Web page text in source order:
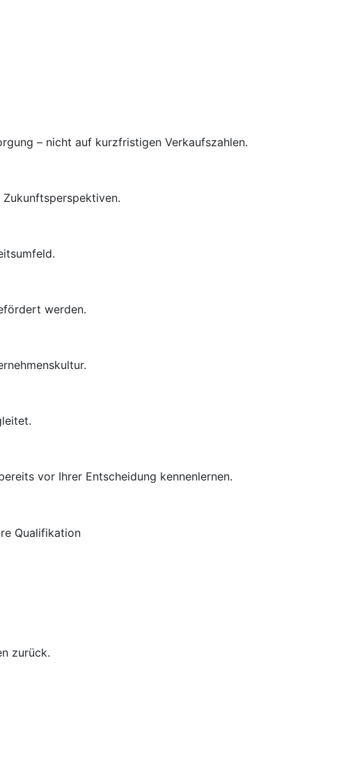
– nicht auf kurzfristigen Verkaufszahlen.
werden.
vor Ihrer Entscheidung kennenlernen.
Qualifikation
zurück.